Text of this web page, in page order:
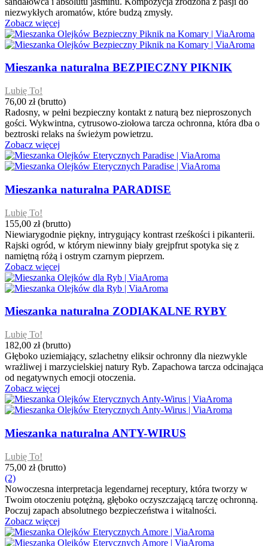
niezwykłych aromatów, które budzą zmysły.
Zobacz więcej
Mieszanka naturalna BEZPIECZNY PIKNIK
Lubię To!
76,00 zł (brutto)
Radosny, w pełni bezpieczny kontakt z naturą bez nieproszonych
gości. Wykwintna, cytrusowo-ziołowa tarcza ochronna, która dba o
beztroski relaks na świeżym powietrzu.
Zobacz więcej
Mieszanka naturalna PARADISE
Lubię To!
155,00 zł (brutto)
Niewiarygodnie piękny, intrygujący kontrast rześkości i pikanterii.
Rajski ogród, w którym niewinny biały grejpfrut spotyka się z
namiętną różą i ostrym czarnym pieprzem.
Zobacz więcej
Mieszanka naturalna ZODIAKALNE RYBY
Lubię To!
182,00 zł (brutto)
Głęboko uziemiający, szlachetny eliksir ochronny dla niezwykle
wrażliwej i marzycielskiej natury Ryb. Zapachowa tarcza odcinająca
od negatywnych emocji otoczenia.
Zobacz więcej
Mieszanka naturalna ANTY-WIRUS
Lubię To!
75,00 zł (brutto)
(2)
Nowoczesna interpretacja legendarnej receptury, która tworzy w
Twoim otoczeniu potężną, głęboko oczyszczającą tarczę ochronną.
Poczuj zapach absolutnego bezpieczeństwa i witalności.
Zobacz więcej